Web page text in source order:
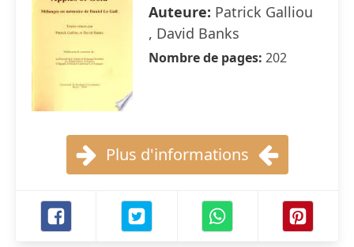
Auteure: Patrick Galliou
, David Banks
Nombre de pages: 202
Plus d'informations